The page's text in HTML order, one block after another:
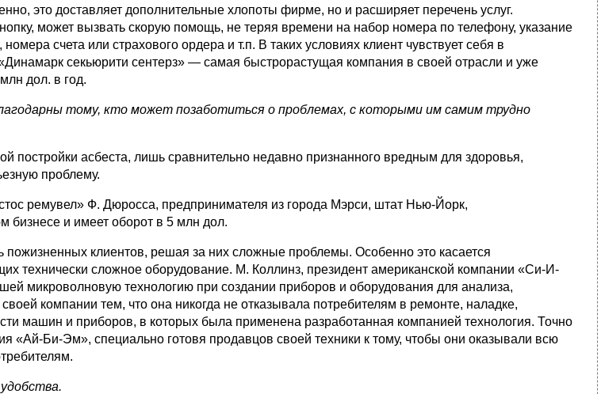
это доставляет допол­нительные хлопоты фирме, но и расширяет перечень услуг.
может вызвать скорую помощь, не теряя времени на набор номера по теле­фону, указание
счета или страхового ордера и т.п. В таких условиях клиент чувствует себя в
секью­рити сентерз» — самая быстрорастущая компания в своей отрасли и уже
дол. в год.
тому, кто может позаботиться о проблемах, с которыми им самим трудно
постройки асбеста, лишь сравнительно недавно при­знанного вредным для здоровья,
проблему.
ремувел» Ф. Дюросса, предпринимателя из города Мэрси, штат Нью-Йорк,
бизнесе и имеет оборот в 5 млн дол.
пожизненных клиентов, решая за них сложные проблемы. Особенно это касается
технически сложное оборудование. М. Коллинз, президент американской компании «Си-И-
микроволновую технологию при создании приборов и оборудования для анализа,
компании тем, что она никогда не отка­зывала потребителям в ремонте, наладке,
машин и при­боров, в которых была применена разработанная компанией технология. Точно
«Ай-Би-Эм», специально готовя продавцов своей техни­ки к тому, чтобы они оказывали всю